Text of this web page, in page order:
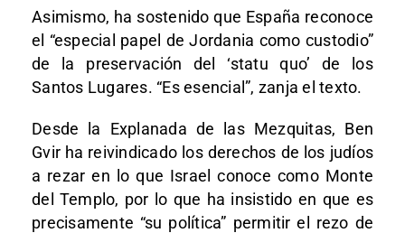
Asimismo, ha sostenido que España reconoce
el “especial papel de Jordania como custodio”
de la preservación del ‘statu quo’ de los
Santos Lugares. “Es esencial”, zanja el texto.
Desde la Explanada de las Mezquitas, Ben
Gvir ha reivindicado los derechos de los judíos
a rezar en lo que Israel conoce como Monte
del Templo, por lo que ha insistido en que es
precisamente “su política” permitir el rezo de